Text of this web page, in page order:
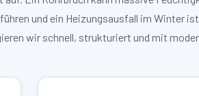
und ein Heizungsausfall im Winter
wir schnell, strukturiert und mit